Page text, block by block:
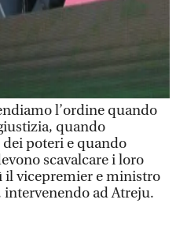
l’ordine quando
quando
poteri e quando
scavalcare i loro
il vicepremier e ministro
intervenendo ad Atreju.